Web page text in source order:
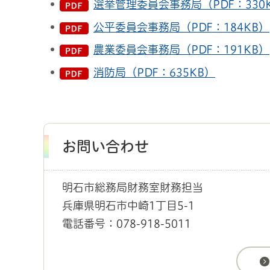
選挙管理委員会事務局（PDF：
公平委員会事務局（PDF：184KB）
農業委員会事務局（PDF：191KB）
消防局（PDF：635KB）
お問い合わせ
明石市総務局財務室財務担当
兵庫県明石市中崎1丁目5-1
電話番号：078-918-5011